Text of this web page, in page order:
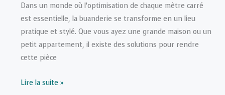
Dans un monde où l’optimisation de chaque mètre carré
est essentielle, la buanderie se transforme en un lieu
pratique et stylé. Que vous ayez une grande maison ou un
petit appartement, il existe des solutions pour rendre
cette pièce
Aménager
Lire la suite »